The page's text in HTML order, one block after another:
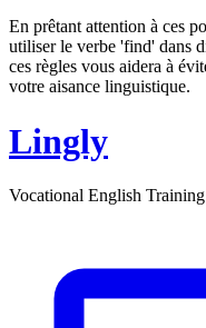
En prêtant attention à ces
utiliser le verbe 'find' dans
ces règles vous aidera à
votre aisance linguistique.
Lingly
Vocational English